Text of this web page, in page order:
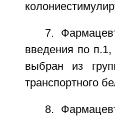
7.
введения по
выбран из
транспортного
8.